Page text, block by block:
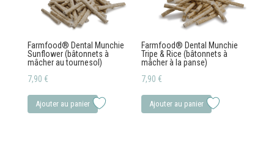
choisies
sur
page
choisies
sur
page
Farmfood® Dental Munchie
Sunflower (bâtonnets à
mâcher au tournesol)
7,90 €
Ajouter au panier
Farmfood® Dental Munchie
Tripe & Rice (bâtonnets à
mâcher à la panse)
7,90 €
Ajouter au panier